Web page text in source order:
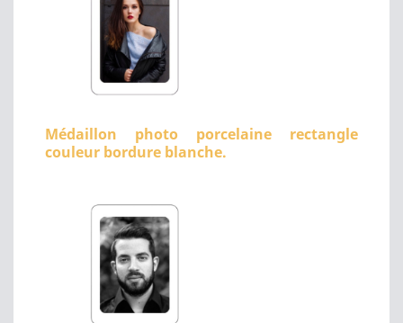
Médaillon photo porcelaine rectangle
couleur bordure blanche.